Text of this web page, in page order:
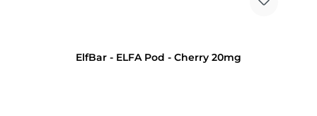
ElfBar - ELFA Pod - Cherry 20mg